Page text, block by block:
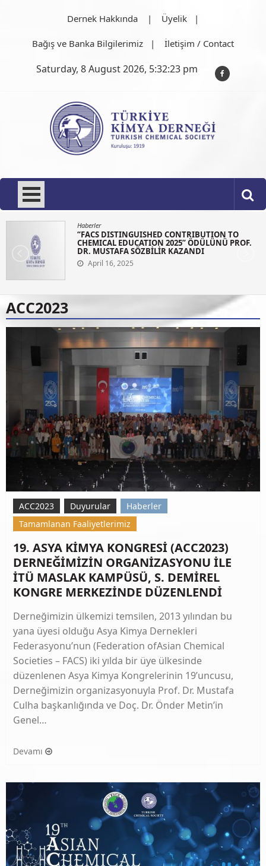
Dernek Hakkında Üyelik
Bağış ve Banka Bilgilerimiz İletişim / Contact
Saturday, 8 August 2026, 5:32:23 pm
Türkiye Kimya Derneği
Haberler
“FACS DISTINGUISHED CONTRIBUTION TO
CHEMICAL EDUCATION 2025” ÖDÜLÜNÜ PROF.
DR. MUSTAFA SÖZBİLİR KAZANDI
April 16, 2025
ACC2023
ACC2023 Duyurular
Haberler
Tamamlanan Faaliyetlerimiz
19. ASYA KİMYA KONGRESİ (ACC2023)
DERNEĞİMİZİN ORGANİZASYONU İLE
İTÜ MASLAK KAMPÜSÜ, S. DEMİREL
KONGRE MERKEZİNDE DÜZENLENDİ
Derneğimizin ülkemizi temsilen, 2013 yılından bu
yana üyesi olduğu Asya Kimya Dernekleri
Federasyonu’nun (Federation ofAsian Chemical
Societies – FACS) iki yılda bir üye ülkesinde
düzenlenen Asya Kimya Kongrelerinin 19’uncusu,
Derneğimizin organizasyonuyla Prof. Dr. Mustafa
Culha başkanlığında ve Doç. Dr. Önder Metin’in
Genel…
Devamı